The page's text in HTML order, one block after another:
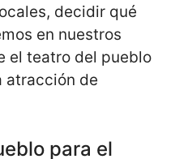
decidir qué
en nuestros
el teatro del pueblo
atracción de
para el